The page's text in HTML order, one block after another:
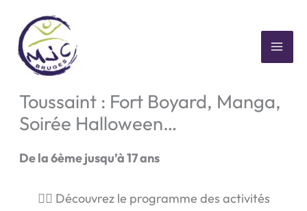
contenu
🎃👻 Activités vacances de la
Toussaint : Fort Boyard, Manga,
Soirée Halloween…
De la 6ème jusqu’à 17 ans
👇🏻 Découvrez le programme des activités